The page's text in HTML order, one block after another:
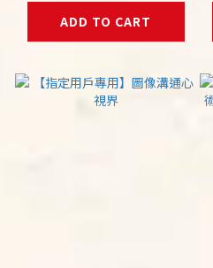
ADD TO CART